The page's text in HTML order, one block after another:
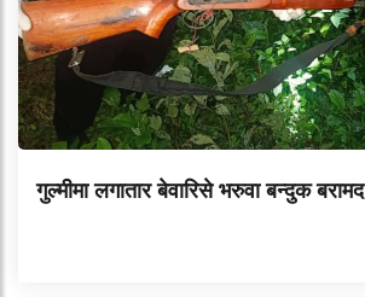
गुल्मीमा लगातार बेवारिसे भरुवा बन्दुक बरामद